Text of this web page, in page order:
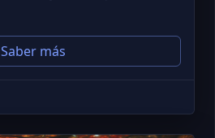
Saber más